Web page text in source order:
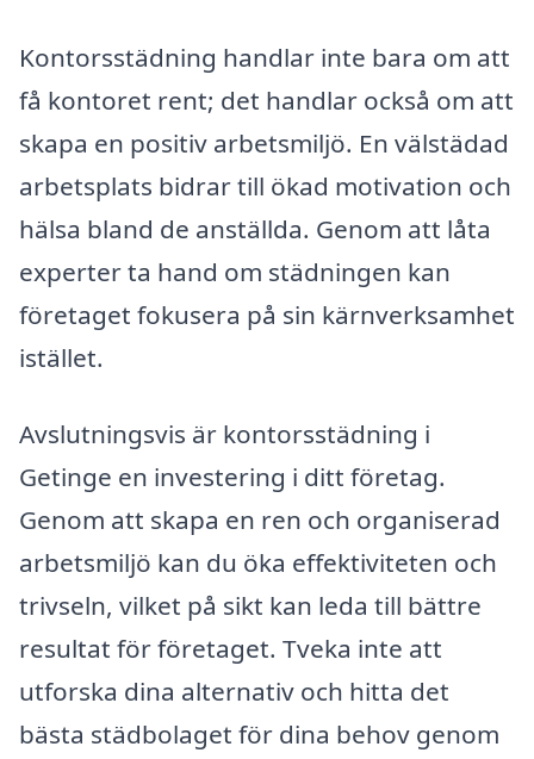
Kontorsstädning handlar inte bara om att
få kontoret rent; det handlar också om att
skapa en positiv arbetsmiljö. En välstädad
arbetsplats bidrar till ökad motivation och
hälsa bland de anställda. Genom att låta
experter ta hand om städningen kan
företaget fokusera på sin kärnverksamhet
istället.
Avslutningsvis är kontorsstädning i
Getinge en investering i ditt företag.
Genom att skapa en ren och organiserad
arbetsmiljö kan du öka effektiviteten och
trivseln, vilket på sikt kan leda till bättre
resultat för företaget. Tveka inte att
utforska dina alternativ och hitta det
bästa städbolaget för dina behov genom